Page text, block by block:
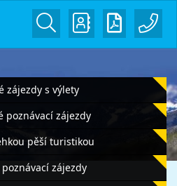
zájezdy s výlety
poznávací zájezdy
pěší turistikou
zájezdy